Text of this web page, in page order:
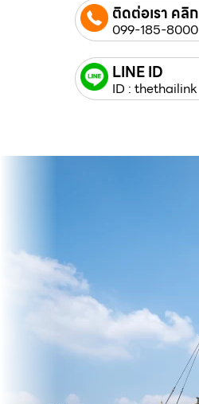
ติดต่อเรา คลิก
099-185-8000
LINE ID
ID : thethailink